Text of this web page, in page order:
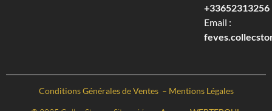
+33652313256‬
Email :
Conditions Générales de Ventes – Mentions Légales